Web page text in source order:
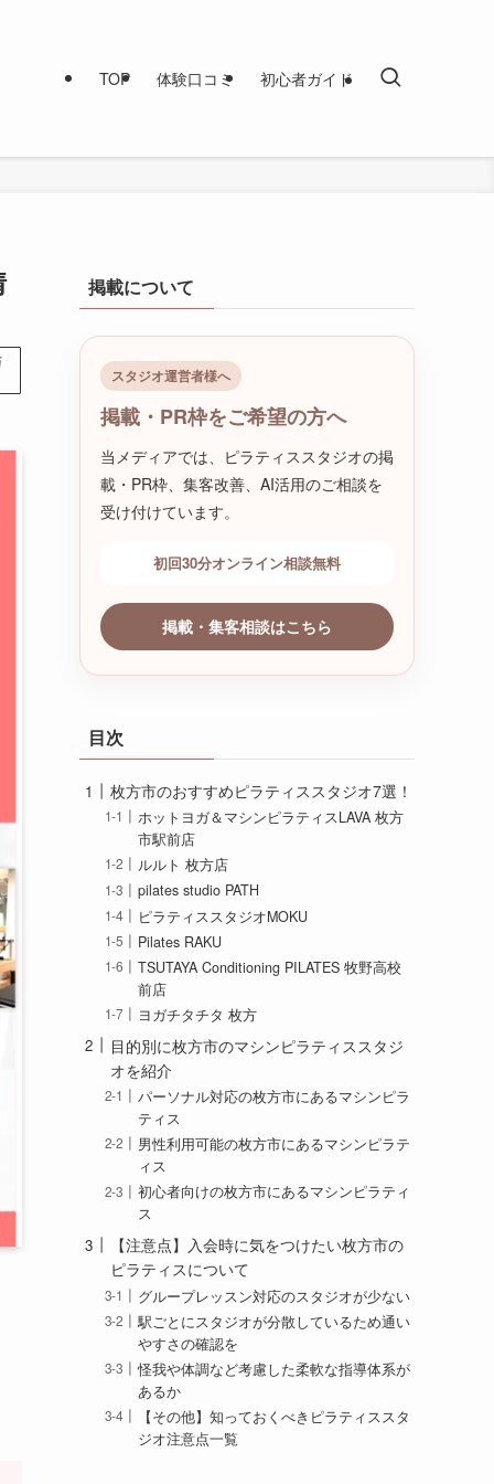
TOP 体験口コミ 初心者ガイド
掲載について
スタジオ運営者様へ
掲載・PR枠をご希望の方へ
当メディアでは、ピラティススタジオの掲
載・PR枠、集客改善、AI活用のご相談を
受け付けています。
初回30分オンライン相談無料
掲載・集客相談はこちら
目次
枚方市のおすすめピラティススタジオ7選！
ホットヨガ＆マシンピラティスLAVA 枚方
市駅前店
ルルト 枚方店
pilates studio PATH
ピラティススタジオMOKU
Pilates RAKU
TSUTAYA Conditioning PILATES 牧野高校
前店
ヨガチタチタ 枚方
目的別に枚方市のマシンピラティススタジ
オを紹介
パーソナル対応の枚方市にあるマシンピラ
ティス
男性利用可能の枚方市にあるマシンピラテ
ィス
初心者向けの枚方市にあるマシンピラティ
ス
【注意点】入会時に気をつけたい枚方市の
ピラティスについて
グループレッスン対応のスタジオが少ない
駅ごとにスタジオが分散しているため通い
やすさの確認を
怪我や体調など考慮した柔軟な指導体系が
あるか
【その他】知っておくべきピラティススタ
ジオ注意点一覧